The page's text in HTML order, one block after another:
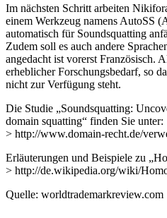
Im nächsten Schritt arbeiten
einem Werkzeug namens AutoSS
automatisch für Soundsquatting
Zudem soll es auch andere
angedacht ist vorerst Französisch.
erheblicher Forschungsbedarf, so
nicht zur Verfügung steht.
Die Studie „Soundsquatting:
domain squatting“ finden Sie unter:
> http://www.domain-recht.de/
Erläuterungen und Beispiele zu
> http://de.wikipedia.org/wiki/
Quelle: worldtrademarkreview.com